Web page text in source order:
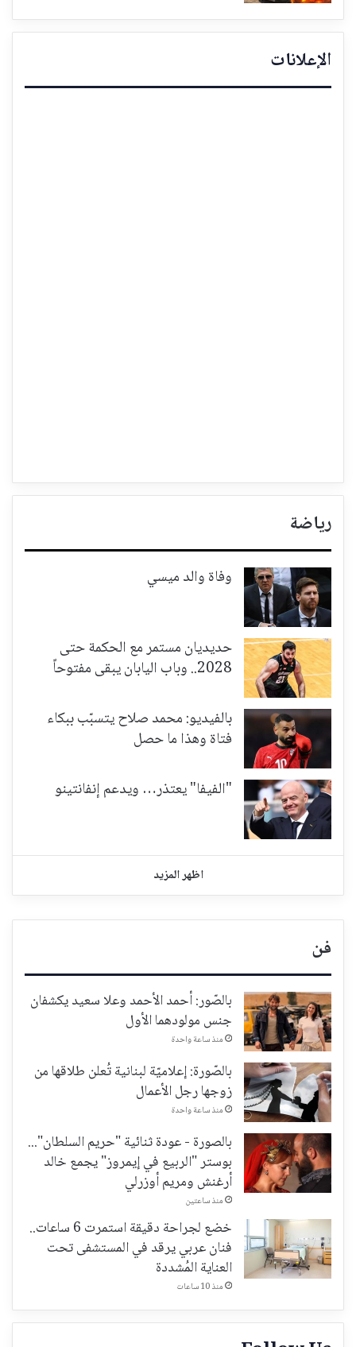
الإعلانات
رياضة
وفاة والد ميسي
حديديان مستمر مع الحكمة حتى
2028.. وباب اليابان يبقى مفتوحاً
بالفيديو: محمد صلاح يتسبّب ببكاء
فتاة وهذا ما حصل
"الفيفا" يعتذر… ويدعم إنفانتينو
اظهر المزيد
فن
بالصّور: أحمد الأحمد وعلا سعيد يكشفان
جنس مولودهما الأول
منذ ساعة واحدة
بالصّورة: إعلاميّة لبنانية تُعلن طلاقها من
زوجها رجل الأعمال
منذ ساعة واحدة
بالصورة - عودة ثنائية "حريم السلطان"...
بوستر "الربيع في إيمروز" يجمع خالد
أرغنش ومريم أوزرلي
منذ ساعتين
خضع لجراحة دقيقة استمرت 6 ساعات..
فنان عربي يرقد في المستشفى تحت
العناية المُشددة
منذ 10 ساعات